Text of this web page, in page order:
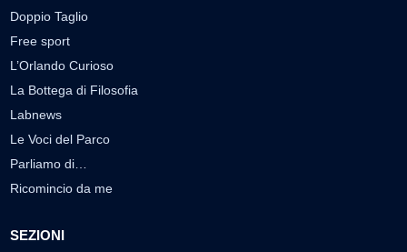
Doppio Taglio
Free sport
L’Orlando Curioso
La Bottega di Filosofia
Labnews
Le Voci del Parco
Parliamo di…
Ricomincio da me
SEZIONI